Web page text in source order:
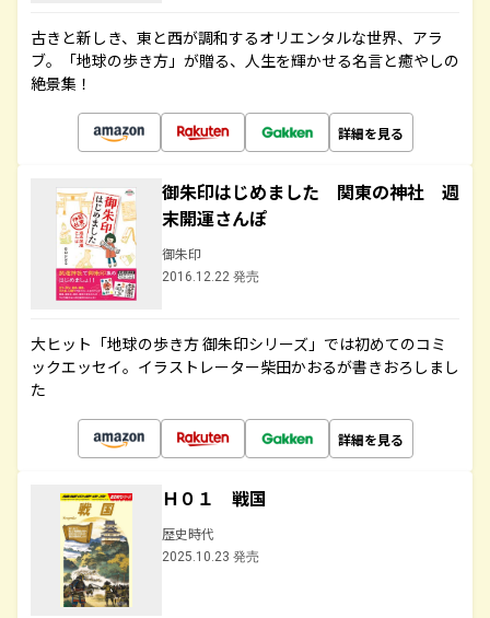
古きと新しき、東と西が調和するオリエンタルな世界、アラ
ブ。「地球の歩き方」が贈る、人生を輝かせる名言と癒やしの
絶景集！
詳細を見る
御朱印はじめました 関東の神社 週
末開運さんぽ
御朱印
2016.12.22 発売
大ヒット「地球の歩き方 御朱印シリーズ」では初めてのコミ
ックエッセイ。イラストレーター柴田かおるが書きおろしまし
た
詳細を見る
Ｈ０１ 戦国
歴史時代
2025.10.23 発売